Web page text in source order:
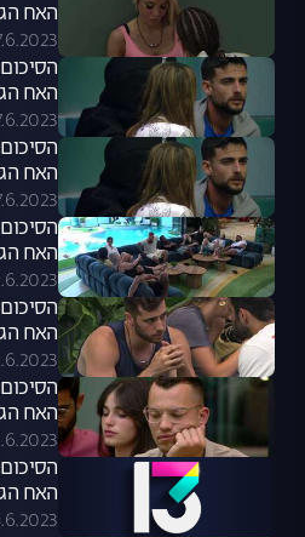
האח
האח
האח
האח
האח
האח
האח